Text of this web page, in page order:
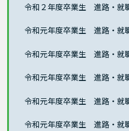
令和２年度卒業生 進路・就
令和元年度卒業生 進路・
令和元年度卒業生 進路・
令和元年度卒業生 進路・
令和元年度卒業生 進路・
令和元年度卒業生 進路・